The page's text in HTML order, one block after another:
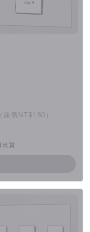
南臨新店溪，是台北市
行政區的範圍劃分，可
價NT$180）
貨